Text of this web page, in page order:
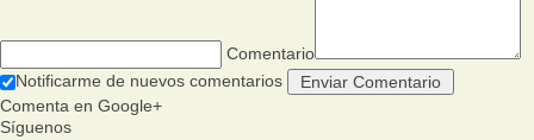
Comentario
Notificarme de nuevos comentarios
Comenta en Google+
Síguenos